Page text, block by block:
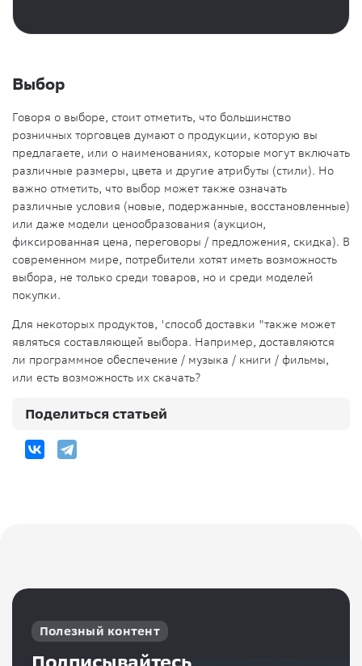
Выбор
Говоря о выборе, стоит отметить, что большинство
розничных торговцев думают о продукции, которую вы
предлагаете, или о наименованиях, которые могут включать
различные размеры, цвета и другие атрибуты (стили). Но
важно отметить, что выбор может также означать
различные условия (новые, подержанные, восстановленные)
или даже модели ценообразования (аукцион,
фиксированная цена, переговоры / предложения, скидка). В
современном мире, потребители хотят иметь возможность
выбора, не только среди товаров, но и среди моделей
покупки.
Для некоторых продуктов, 'способ доставки "также может
являться составляющей выбора. Например, доставляются
ли программное обеспечение / музыка / книги / фильмы,
или есть возможность их скачать?
Поделиться статьей
Полезный контент